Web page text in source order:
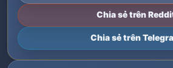
Chia sẻ trên
Chia sẻ trên